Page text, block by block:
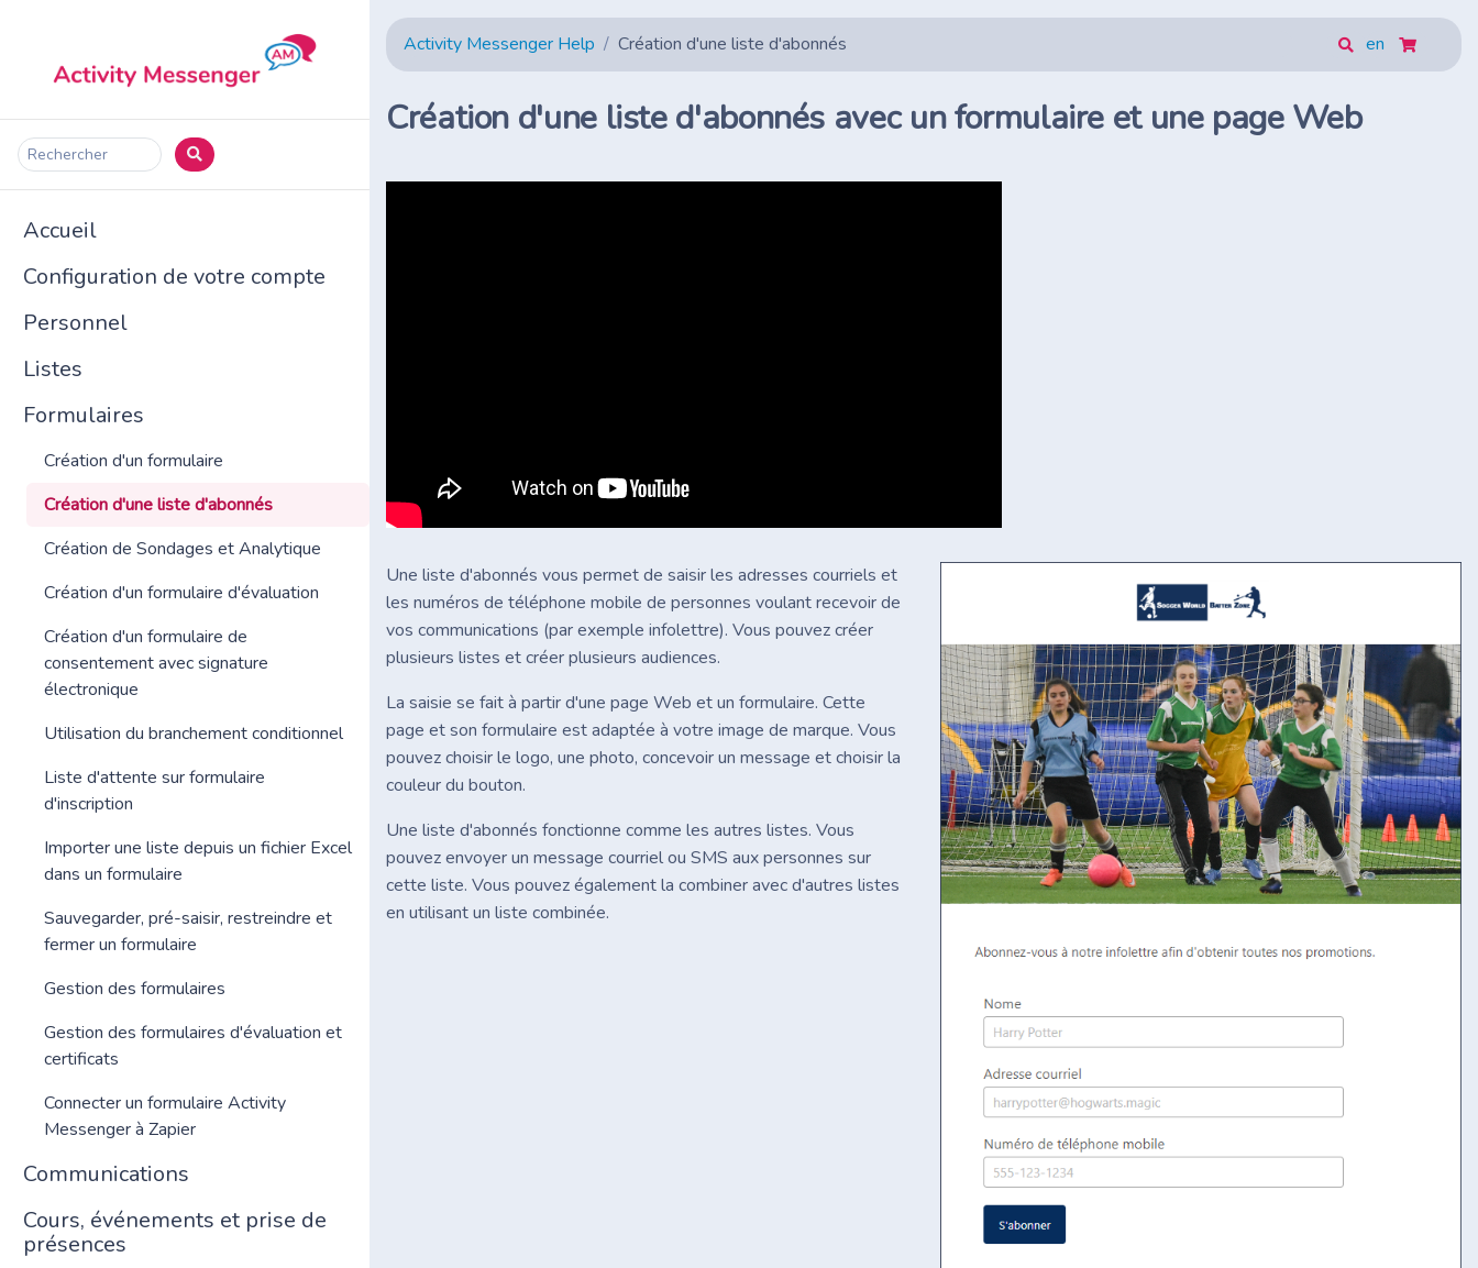
Rechercher
Accueil
Configuration de votre compte
Personnel
Listes
Formulaires
Création d'un formulaire
Création d'une liste d'abonnés
Création de Sondages et Analytique
Création d'un formulaire d'évaluation
Création d'un formulaire de
consentement avec signature
électronique
Utilisation du branchement conditionnel
Liste d'attente sur formulaire
d'inscription
Importer une liste depuis un fichier Excel
dans un formulaire
Sauvegarder, pré-saisir, restreindre et
fermer un formulaire
Gestion des formulaires
Gestion des formulaires d'évaluation et
certificats
Connecter un formulaire Activity
Messenger à Zapier
Communications
Cours, événements et prise de
présences
Activity Messenger Help Création d'une liste d'abonnés en
Création d'une liste d'abonnés avec un formulaire et une page Web
Une liste d'abonnés vous permet de saisir les adresses courriels et
les numéros de téléphone mobile de personnes voulant recevoir de
vos communications (par exemple infolettre). Vous pouvez créer
plusieurs listes et créer plusieurs audiences.
La saisie se fait à partir d'une page Web et un formulaire. Cette
page et son formulaire est adaptée à votre image de marque. Vous
pouvez choisir le logo, une photo, concevoir un message et choisir la
couleur du bouton.
Une liste d'abonnés fonctionne comme les autres listes. Vous
pouvez envoyer un message courriel ou SMS aux personnes sur
cette liste. Vous pouvez également la combiner avec d'autres listes
en utilisant un liste combinée.